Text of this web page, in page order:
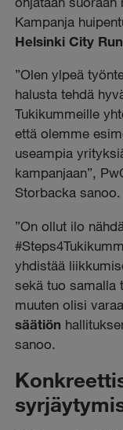
Kampanja
Helsinki City
”Olen ylpeä
halusta tehdä
Tukikummeille
että olemme
useampia
kampanjaan”,
Storbacka sanoo.
”On ollut ilo
yhdistää
sekä tuo samalla
muuten olisi
säätiön
sanoo.